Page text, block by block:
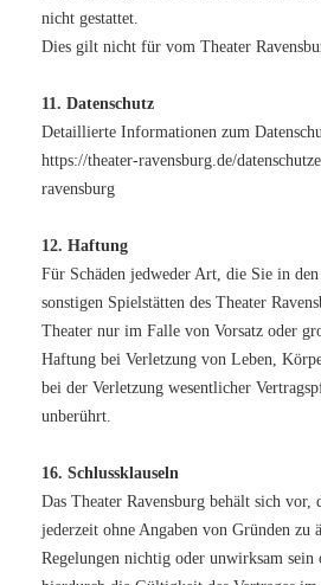
nicht gestattet.
Dies gilt nicht für vom Theater
11. Datenschutz
Detaillierte Informationen zum
https://theater-ravensburg.de/
ravensburg
12. Haftung
Für Schäden jedweder Art, die Sie in
sonstigen Spielstätten des Theater
Theater nur im Falle von Vorsatz oder
Haftung bei Verletzung von Leben,
bei der Verletzung wesentlicher
unberührt.
16. Schlussklauseln
Das Theater Ravensburg behält sich vor,
jederzeit ohne Angaben von Gründen zu
Regelungen nichtig oder unwirksam